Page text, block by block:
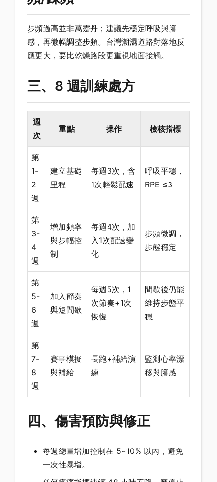
步頻過高並非萬靈丹；建議先穩定呼吸與腳
感，再微幅調整步頻。台灣潮濕道路對落地反
應更大，要比乾燥路段更重視地面接觸。
三、8 週訓練處方
週
次
重點 操作 檢核指標
第
1-
2
週
建立基礎
里程
每週3次，含
1次輕鬆配速
呼吸平穩，
RPE ≤3
第
3-
4
週
增加頻率
與步幅控
制
每週4次，加
入1次配速變
化
步頻微調，
步態穩定
第
5-
6
週
加入節奏
與短間歇
每週5次，1
次節奏+1次
恢復
間歇後仍能
維持步態平
穩
第
7-
8
週
賽事模擬
與補給
長跑+補給演
練
監測心率漂
移與腳感
四、傷害預防與修正
每週總量增加控制在 5~10% 以內，避免
一次性暴增。